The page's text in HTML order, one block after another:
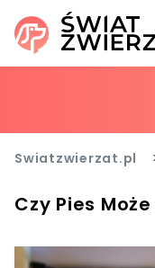
Swiatzwierzat.pl
Czy Pies